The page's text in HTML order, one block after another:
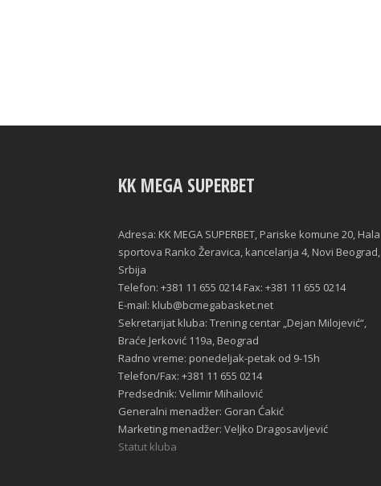
KK MEGA SUPERBET
Adresa: KK MEGA SUPERBET, Pariske komune 20, Hala
sportova Ranko Žeravica, kancelarija 4, Novi Beograd,
Srbija
Telefon: +381 11 655 0214 Fax: +381 11 655 0214
E-mail: klub@bcmegabasket.net
Sekretarijat kluba: Trening centar „Dejan Milojević“,
Braće Jerković 119a, Beograd
Radno vreme: ponedeljak-petak od 9-15h
Telefon/Fax: +381 11 655 0214
Predsednik: Velimir Mihailović
Generalni menadžer: Goran Ćakić
Marketing menadžer: Veljko Dragosavljević
Statut kluba